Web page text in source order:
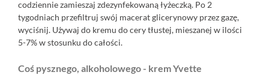
codziennie zamieszaj zdezynfekowaną łyżeczką. Po 2
tygodniach przefiltruj swój macerat glicerynowy przez gazę,
wyciśnij. Używaj do kremu do cery tłustej, mieszanej w ilości
5-7% w stosunku do całości.
Coś pysznego, alkoholowego - krem Yvette